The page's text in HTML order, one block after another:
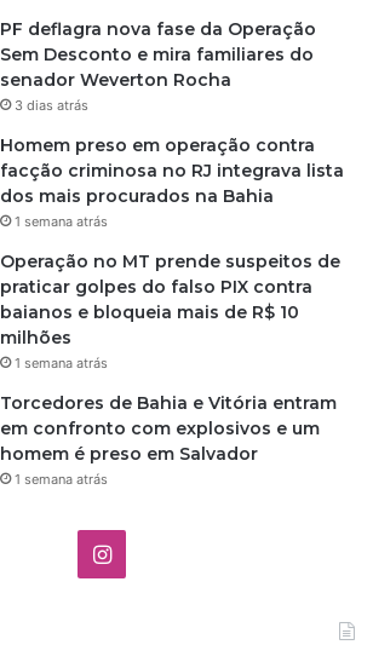
PF deflagra nova fase da Operação
Sem Desconto e mira familiares do
senador Weverton Rocha
3 dias atrás
Homem preso em operação contra
facção criminosa no RJ integrava lista
dos mais procurados na Bahia
1 semana atrás
Operação no MT prende suspeitos de
praticar golpes do falso PIX contra
baianos e bloqueia mais de R$ 10
milhões
1 semana atrás
Torcedores de Bahia e Vitória entram
em confronto com explosivos e um
homem é preso em Salvador
1 semana atrás
I